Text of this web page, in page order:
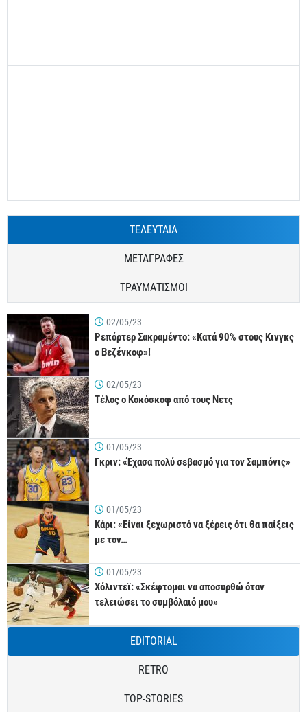
ΤΕΛΕΥΤΑΙΑ
ΜΕΤΑΓΡΑΦΕΣ
ΤΡΑΥΜΑΤΙΣΜΟΙ
02/05/23
Ρεπόρτερ Σακραμέντο: «Κατά 90% στους Κινγκς
ο Βεζένκοφ»!
02/05/23
Τέλος ο Κοκόσκοφ από τους Νετς
01/05/23
Γκριν: «Έχασα πολύ σεβασμό για τον Σαμπόνις»
01/05/23
Κάρι: «Είναι ξεχωριστό να ξέρεις ότι θα παίξεις
με τον…
01/05/23
Χόλιντεϊ: «Σκέφτομαι να αποσυρθώ όταν
τελειώσει το συμβόλαιό μου»
EDITORIAL
RETRO
TOP-STORIES